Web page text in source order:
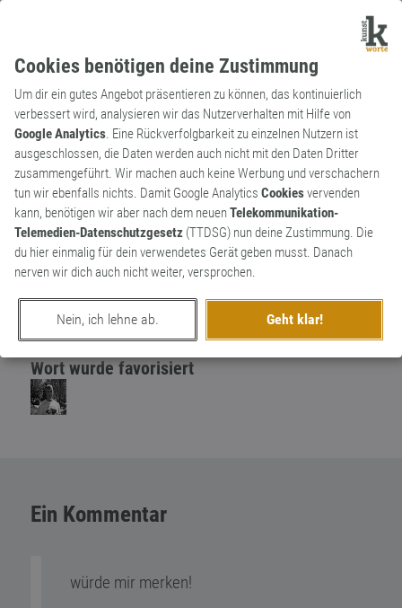
Cookies benötigen deine Zustimmung
Um dir ein gutes Angebot präsentieren zu können, das kontinuierlich
verbessert wird, analysieren wir das Nutzerverhalten mit Hilfe von
Google Analytics. Eine Rückverfolgbarkeit zu einzelnen Nutzern ist
ausgeschlossen, die Daten werden auch nicht mit den Daten Dritter
zusammengeführt. Wir machen auch keine Werbung und verschachern
tun wir ebenfalls nichts. Damit Google Analytics Cookiesvervenden
kann, benötigen wir aber nach dem neuenTelekommunikation-
Telemedien-Datenschutzgesetz (TTDSG) nun deine Zustimmung. Die
du hier einmalig für dein verwendetes Gerät geben musst. Danach
nerven wir dich auch nicht weiter, versprochen.
Nein, ich lehne ab. Geht klar!
Archaismus
Verb
Jemandem Ausgeleit tun
Lebwohl sagen, sich verabschieden
1
1
erschaffen vonHarpagornis
Wort wurde favorisiert
Ein Kommentar
würde mir merken!